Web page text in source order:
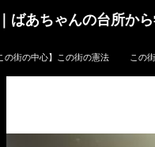
ばあちゃんの台所か
の街の中心】この街の憲法 この